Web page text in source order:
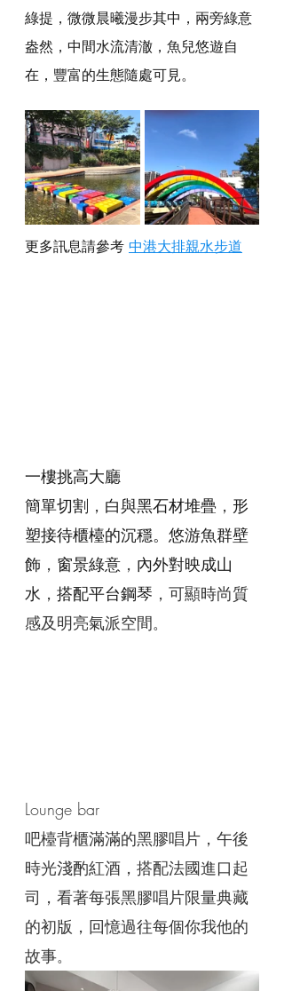
綠提，微微晨曦漫步其中，兩旁綠意
盎然，中間水流清澈，魚兒悠遊自
在，豐富的生態隨處可見。
更多訊息請參考 中港大排親水步道
一樓挑高大廳
簡單切割 ， 白與黑石材堆疊 ， 形
塑接待櫃檯的沉穩。悠游魚群壁
飾 ， 窗景綠意 ， 內外對映成山
水 ， 搭配平台鋼琴 ，可顯時尚質
感及明亮氣派空間。
Lounge bar
吧檯背櫃滿滿的黑膠唱片，午後
時光淺酌紅酒，搭配法國進口起
司，看著每張黑膠唱片限量典藏
的初版，回憶過往每個你我他的
故事。